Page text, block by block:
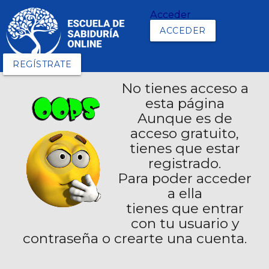
Acceder
ACCEDER
REGÍSTRATE
No tienes acceso a
esta página
Aunque es de
acceso gratuito,
tienes que estar
registrado.
Para poder acceder
a ella
tienes que entrar
con tu usuario y
contraseña o crearte una cuenta.